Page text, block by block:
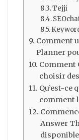
Tejji
Comment
Planner
Comment
choisir
Qu’est-ce
comment
Answer